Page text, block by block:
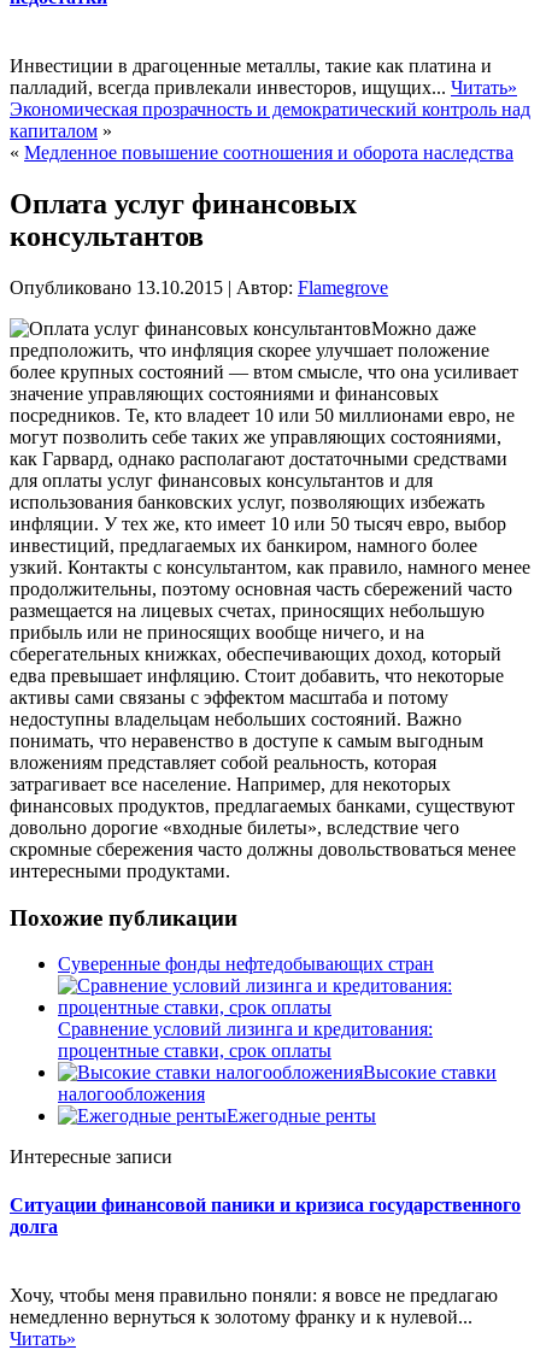
Инвестиции в драгоценные металлы, такие как платина и
палладий, всегда привлекали инвесторов, ищущих... Читать»
Экономическая прозрачность и демократический контроль над
капиталом »
« Медленное повышение соотношения и оборота наследства
Оплата услуг финансовых
консультантов
Опубликовано 13.10.2015 | Автор: Flamegrove
Можно даже
предположить, что инфляция скорее улучшает положение
более крупных состояний — втом смысле, что она усиливает
значение управляющих состояниями и финансовых
посредников. Те, кто владеет 10 или 50 миллионами евро, не
могут позволить себе таких же управляющих состояниями,
как Гарвард, однако располагают достаточными средствами
для оплаты услуг финансовых консультантов и для
использования банковских услуг, позволяющих избежать
инфляции. У тех же, кто имеет 10 или 50 тысяч евро, выбор
инвестиций, предлагаемых их банкиром, намного более
узкий. Контакты с консультантом, как правило, намного менее
продолжительны, поэтому основная часть сбережений часто
размещается на лицевых счетах, приносящих небольшую
прибыль или не приносящих вообще ничего, и на
сберегательных книжках, обеспечивающих доход, который
едва превышает инфляцию. Стоит добавить, что некоторые
активы сами связаны с эффектом масштаба и потому
недоступны владельцам небольших состояний. Важно
понимать, что неравенство в доступе к самым выгодным
вложениям представляет собой реальность, которая
затрагивает все население. Например, для некоторых
финансовых продуктов, предлагаемых банками, существуют
довольно дорогие «входные билеты», вследствие чего
скромные сбережения часто должны довольствоваться менее
интересными продуктами.
Похожие публикации
Суверенные фонды нефтедобывающих стран
Сравнение условий лизинга и кредитования:
процентные ставки, срок оплаты
Высокие ставки
налогообложения
Ежегодные ренты
Интересные записи
Ситуации финансовой паники и кризиса государственного
долга
Хочу, чтобы меня правильно поняли: я вовсе не предлагаю
немедленно вернуться к золотому франку и к нулевой...
Читать»